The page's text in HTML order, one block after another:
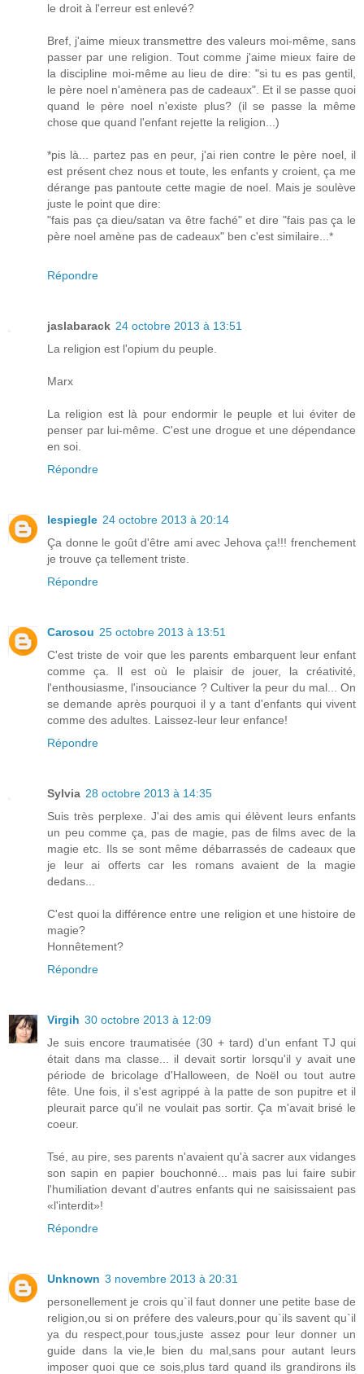
le droit à l'erreur est enlevé?
Bref, j'aime mieux transmettre des valeurs moi-même, sans
passer par une religion. Tout comme j'aime mieux faire de
la discipline moi-même au lieu de dire: "si tu es pas gentil,
le père noel n'amènera pas de cadeaux". Et il se passe quoi
quand le père noel n'existe plus? (il se passe la même
chose que quand l'enfant rejette la religion...)
*pis là... partez pas en peur, j'ai rien contre le père noel, il
est présent chez nous et toute, les enfants y croient, ça me
dérange pas pantoute cette magie de noel. Mais je soulève
juste le point que dire:
"fais pas ça dieu/satan va être faché" et dire "fais pas ça le
père noel amène pas de cadeaux" ben c'est similaire...*
Répondre
jaslabarack 24 octobre 2013 à 13:51
La religion est l'opium du peuple.
Marx
La religion est là pour endormir le peuple et lui éviter de
penser par lui-même. C'est une drogue et une dépendance
en soi.
Répondre
lespiegle 24 octobre 2013 à 20:14
Ça donne le goût d'être ami avec Jehova ça!!! frenchement
je trouve ça tellement triste.
Répondre
Carosou 25 octobre 2013 à 13:51
C'est triste de voir que les parents embarquent leur enfant
comme ça. Il est où le plaisir de jouer, la créativité,
l'enthousiasme, l'insouciance ? Cultiver la peur du mal... On
se demande après pourquoi il y a tant d'enfants qui vivent
comme des adultes. Laissez-leur leur enfance!
Répondre
Sylvia 28 octobre 2013 à 14:35
Suis très perplexe. J'ai des amis qui élèvent leurs enfants
un peu comme ça, pas de magie, pas de films avec de la
magie etc. Ils se sont même débarrassés de cadeaux que
je leur ai offerts car les romans avaient de la magie
dedans...
C'est quoi la différence entre une religion et une histoire de
magie?
Honnêtement?
Répondre
Virgih 30 octobre 2013 à 12:09
Je suis encore traumatisée (30 + tard) d'un enfant TJ qui
était dans ma classe... il devait sortir lorsqu'il y avait une
période de bricolage d'Halloween, de Noël ou tout autre
fête. Une fois, il s'est agrippé à la patte de son pupitre et il
pleurait parce qu'il ne voulait pas sortir. Ça m'avait brisé le
coeur.
Tsé, au pire, ses parents n'avaient qu'à sacrer aux vidanges
son sapin en papier bouchonné... mais pas lui faire subir
l'humiliation devant d'autres enfants qui ne saisissaient pas
«l'interdit»!
Répondre
Unknown 3 novembre 2013 à 20:31
personellement je crois qu`il faut donner une petite base de
religion,ou si on préfere des valeurs,pour qu`ils savent qu`il
ya du respect,pour tous,juste assez pour leur donner un
guide dans la vie,le bien du mal,sans pour autant leurs
imposer quoi que ce sois,plus tard quand ils grandirons ils